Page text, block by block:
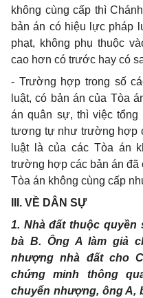
không cùng cấp thì
bản án có hiệu lực pháp
phạt, không phụ thuộc
cao hơn có trước hay có
- Trường hợp trong số
luật, có bản án của Tòa
án quân sự, thì việc
tương tự như trường hợp
luật là của các Tòa án
trường hợp các bản án đã
Tòa án không cùng cấp
III. VỀ DÂN SỰ
1. Nhà đất thuộc
bà B. Ông A làm giả
nhượng nhà đất cho
chứng minh thông
chuyển nhượng, ông A,